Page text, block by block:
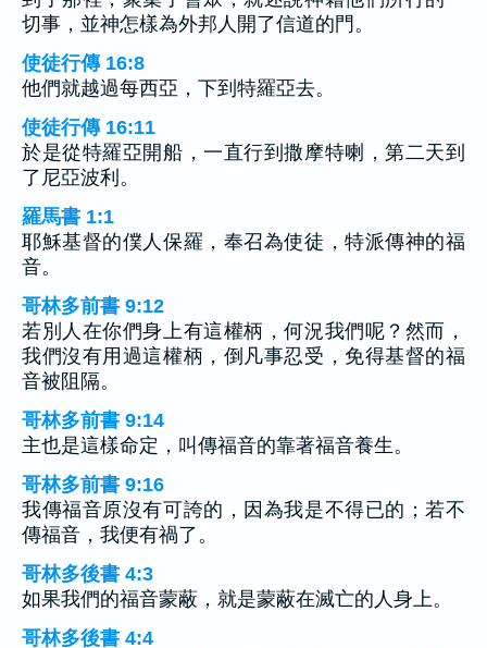
切事，並神怎樣為外邦人開了信道的門。
使徒行傳 16:8
他們就越過每西亞，下到特羅亞去。
使徒行傳 16:11
於是從特羅亞開船，一直行到撒摩特喇，第二天到
了尼亞波利。
羅馬書 1:1
耶穌基督的僕人保羅，奉召為使徒，特派傳神的福
音。
哥林多前書 9:12
若別人在你們身上有這權柄，何況我們呢？然而，
我們沒有用過這權柄，倒凡事忍受，免得基督的福
音被阻隔。
哥林多前書 9:14
主也是這樣命定，叫傳福音的靠著福音養生。
哥林多前書 9:16
我傳福音原沒有可誇的，因為我是不得已的；若不
傳福音，我便有禍了。
哥林多後書 4:3
如果我們的福音蒙蔽，就是蒙蔽在滅亡的人身上。
哥林多後書 4:4